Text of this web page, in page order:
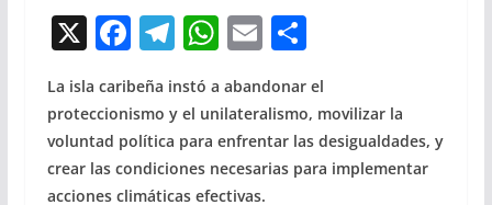
X F
ac
e
b
o
T
el
e
gr
a
W
h
at
s
A
E
m
ai
l
C
o
m
p
ar
La isla caribeña instó a abandonar el
proteccionismo y el unilateralismo, movilizar la
voluntad política para enfrentar las desigualdades, y
crear las condiciones necesarias para implementar
acciones climáticas efectivas.